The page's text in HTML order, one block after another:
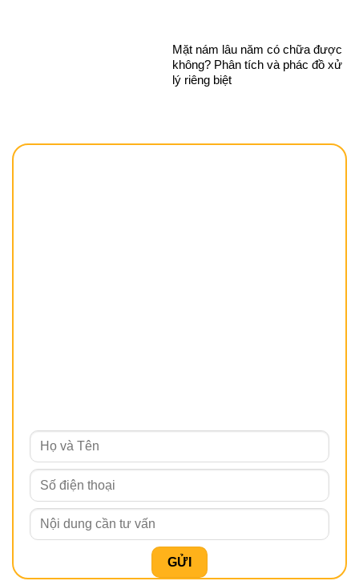
Mặt nám lâu năm có chữa được
không? Phân tích và phác đồ xử
lý riêng biệt